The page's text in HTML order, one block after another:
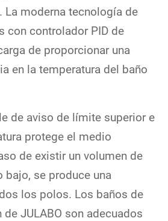
moderna tecnología de
con controlador PID de
de proporcionar una
en la temperatura del baño
de aviso de límite superior e
protege el medio
de existir un volumen de
bajo, se produce una
los polos. Los baños de
JULABO son adecuados